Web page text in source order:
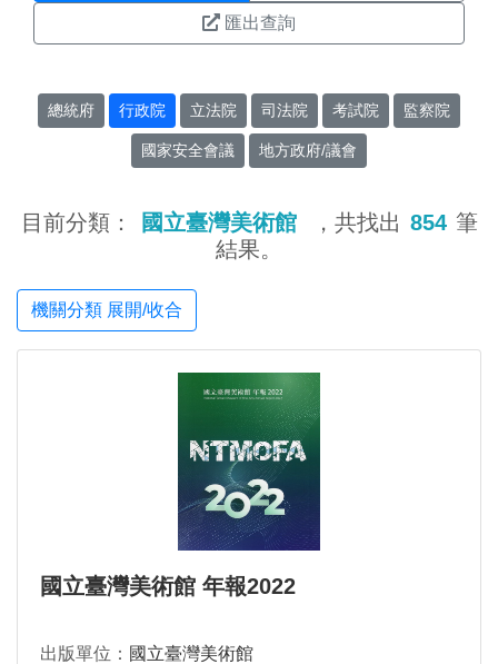
匯出查詢
總統府 行政院 立法院 司法院 考試院 監察院
國家安全會議 地方政府/議會
目前分類： 國立臺灣美術館 ，共找出 854 筆
結果。
機關分類 展開/收合
國立臺灣美術館 年報2022
出版單位： 國立臺灣美術館